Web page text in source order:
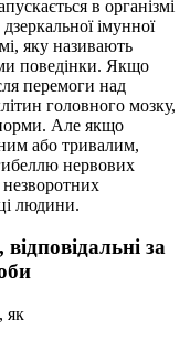
в організмі
імунної
яку називають
поведінки. Якщо
перемоги над
головного мозку,
Але якщо
або тривалим,
нервових
людини.
за
як